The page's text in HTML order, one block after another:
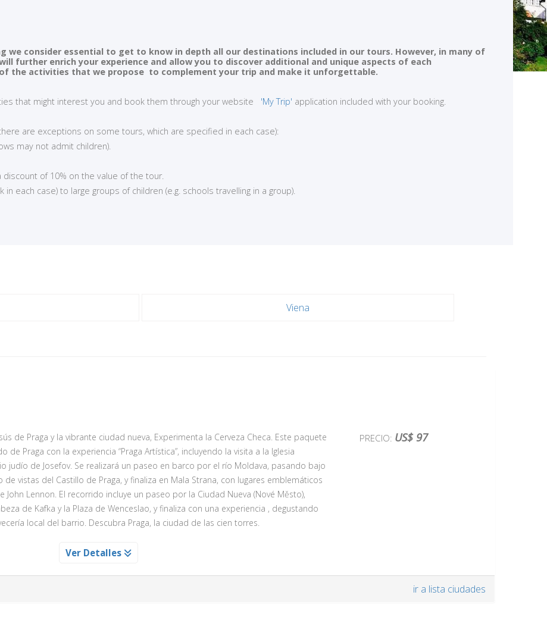
we consider essential to get to know in depth all our destinations included in our tours. However, in many of
further enrich your experience and allow you to discover additional and unique aspects of each
the activities that we propose to complement your trip and make it unforgettable.
that might interest you and book them through your website 'My Trip' application included with your booking.
are exceptions on some tours, which are specified in each case):
may not admit children).
of 10% on the value of the tour.
each case) to large groups of children (e.g. schools travelling in a group).
Viena
PRECIO: US$ 97
de Praga y la vibrante ciudad nueva, Experimenta la Cerveza Checa. Este paquete
Praga con la experiencia “Praga Artística”, incluyendo la visita a la Iglesia
judío de Josefov. Se realizará un paseo en barco por el río Moldava, pasando bajo
de vistas del Castillo de Praga, y finaliza en Mala Strana, con lugares emblemáticos
Lennon. El recorrido incluye un paseo por la Ciudad Nueva (Nové Město),
de Kafka y la Plaza de Wenceslao, y finaliza con una experiencia , degustando
local del barrio. Descubra Praga, la ciudad de las cien torres.
CON CERVEZA LOCAL INCLUIDA
Ver Detalles
ir a lista ciudades